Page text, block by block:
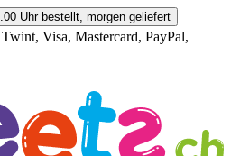
Uhr bestellt, morgen geliefert
Visa, Mastercard, PayPal,